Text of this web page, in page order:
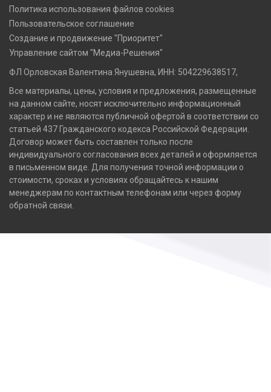
Политика использования файлов cookies
Пользовательское соглашение
Создание и продвижение "Приоритет"
Управление сайтом "Медиа-Решения"
ФЛ Орловская Валентина Янушевна, ИНН: 504229638517,
Все материалы, цены, условия и предложения, размещенные
на данном сайте, носят исключительно информационный
характер и не являются публичной офертой в соответствии со
статьей 437 Гражданского кодекса Российской Федерации.
Договор может быть составлен только после
индивидуального согласования всех деталей и оформляется
в письменном виде. Для получения точной информации о
стоимости, сроках и условиях обращайтесь к нашим
менеджерам по контактным телефонам или через форму
обратной связи.